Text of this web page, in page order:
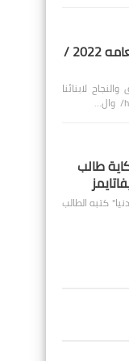
لمعرفة نتيجة الثانويه العامه 2022 /
العامه 2022 بالتوفيق والنجاح لابنائنا
طالب
كتبه الطالب